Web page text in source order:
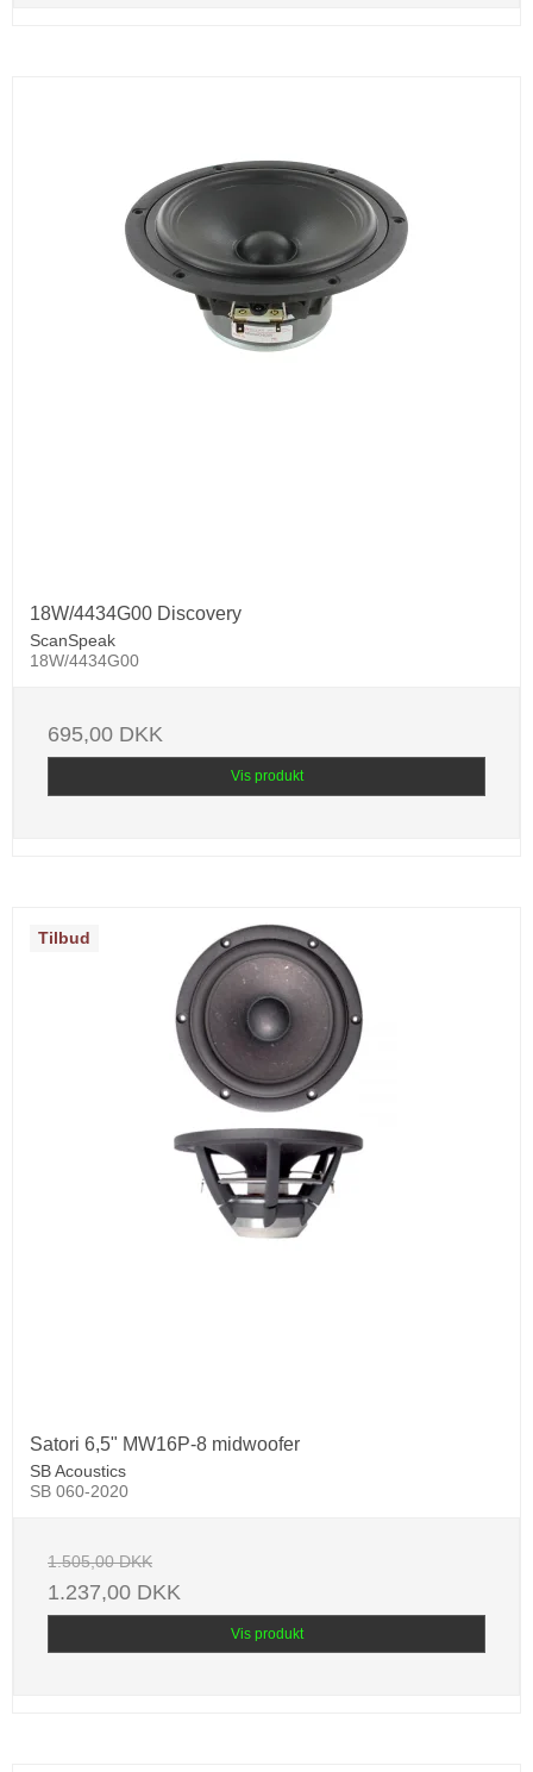
18W/4434G00 Discovery
ScanSpeak
18W/4434G00
695,00 DKK
Vis produkt
Tilbud
Satori 6,5" MW16P-8 midwoofer
SB Acoustics
SB 060-2020
1.505,00 DKK
1.237,00 DKK
Vis produkt